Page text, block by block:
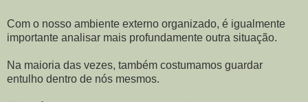
Com o nosso ambiente externo organizado, é igualmente
importante analisar mais profundamente outra situação.
Na maioria das vezes, também costumamos guardar
entulho dentro de nós mesmos.